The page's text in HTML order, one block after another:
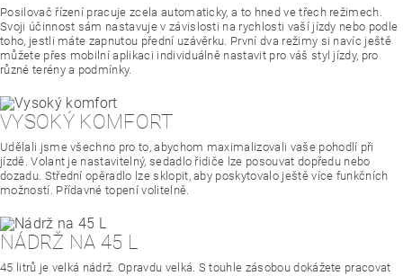
Posilovač řízení pracuje zcela automaticky, a to hned ve třech režimech.
Svoji účinnost sám nastavuje v závislosti na rychlosti vaší jízdy nebo podle
toho, jestli máte zapnutou přední uzávěrku. První dva režimy si navíc ještě
můžete přes mobilní aplikaci individuálně nastavit pro váš styl jízdy, pro
různé terény a podmínky.
VYSOKÝ KOMFORT
Udělali jsme všechno pro to, abychom maximalizovali vaše pohodlí při
jízdě. Volant je nastavitelný, sedadlo řidiče lze posouvat dopředu nebo
dozadu. Střední opěradlo lze sklopit, aby poskytovalo ještě více funkčních
možností. Přídavné topení volitelně.
NÁDRŽ NA 45 L
45 litrů je velká nádrž. Opravdu velká. S touhle zásobou dokážete pracovat